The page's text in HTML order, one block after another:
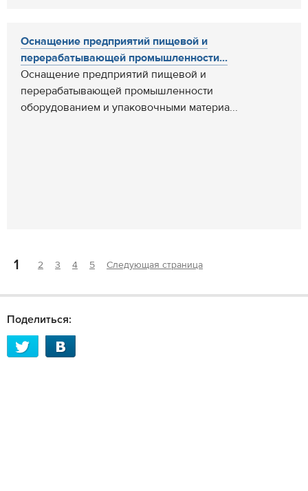
Оснащение предприятий пищевой и
перерабатывающей промышленности...
Оснащение предприятий пищевой и
перерабатывающей промышленности
оборудованием и упаковочными материа...
1 2 3 4 5 Следующая страница
Поделиться: